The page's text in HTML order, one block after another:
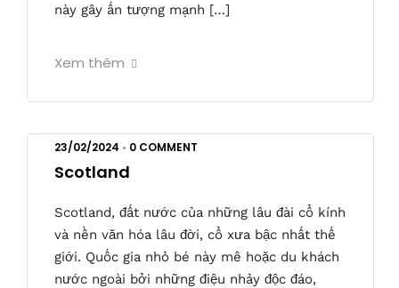
này gây ấn tượng mạnh […]
Xem thêm
23/02/2024 • 0 COMMENT
Scotland
Scotland, đất nước của những lâu đài cổ kính
và nền văn hóa lâu đời, cổ xưa bậc nhất thế
giới. Quốc gia nhỏ bé này mê hoặc du khách
nước ngoài bởi những điệu nhảy độc đáo,